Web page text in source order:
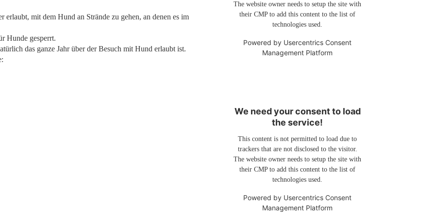
mit dem Hund an Strände zu gehen, an denen es im
Hunde gesperrt.
das ganze Jahr über der Besuch mit Hund erlaubt ist.
The website owner needs to setup the site with
their CMP to add this content to the list of
technologies used.
Powered by Usercentrics Consent
Management Platform
We need your consent to load
the service!
This content is not permitted to load due to
trackers that are not disclosed to the visitor.
The website owner needs to setup the site with
their CMP to add this content to the list of
technologies used.
Powered by Usercentrics Consent
Management Platform